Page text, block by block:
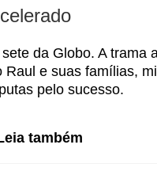
da Globo. A trama
e suas famílias,
pelo sucesso.
também